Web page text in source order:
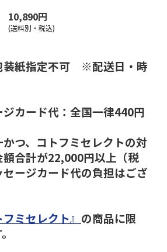
10,890円
(送料別・税込)
紙指定不可 ※配送日・時
カード代：全国一律440円
つ、コトフミセレクトの対
合計が22,000円以上（税
ージカード代の負担はござ
フミセレクト』 の商品に限